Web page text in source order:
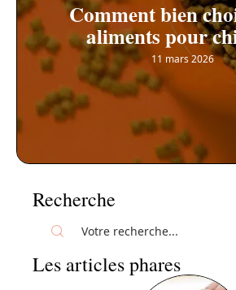
Comment bien
aliments pour
11 mars 2026
Recherche
Les articles phares